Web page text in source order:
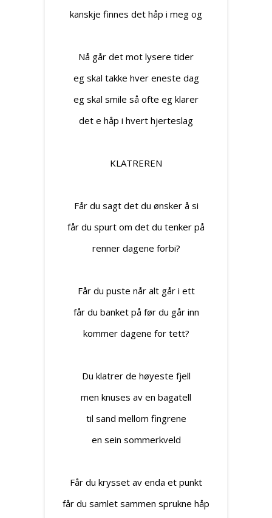
kanskje finnes det håp i meg og
Nå går det mot lysere tider
eg skal takke hver eneste dag
eg skal smile så ofte eg klarer
det e håp i hvert hjerteslag
KLATREREN
Får du sagt det du ønsker å si
får du spurt om det du tenker på
renner dagene forbi?
Får du puste når alt går i ett
får du banket på før du går inn
kommer dagene for tett?
Du klatrer de høyeste fjell
men knuses av en bagatell
til sand mellom fingrene
en sein sommerkveld
Får du krysset av enda et punkt
får du samlet sammen sprukne håp